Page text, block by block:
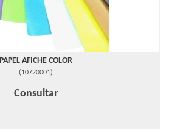
PAPEL AFICHE COLOR
(10720001)
Consultar